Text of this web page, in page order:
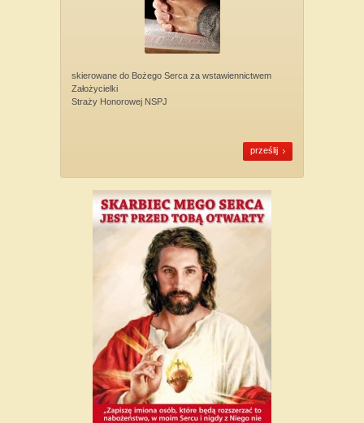
skierowane do Bożego Serca za wstawiennictwem
Założycielki
Straży Honorowej NSPJ
prześlij